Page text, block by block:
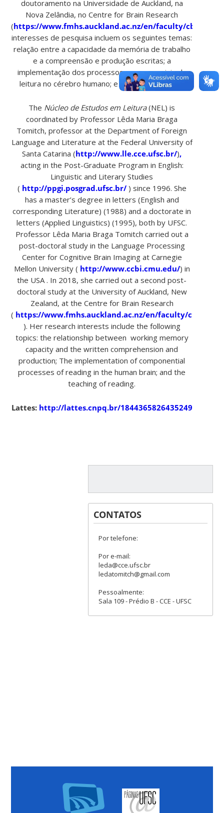
doutoramento na Universidade de Auckland, na
Nova Zelândia, no Centre for Brain Research
(https://www.fmhs.auckland.ac.nz/en/faculty/cbr.html.
interesses de pesquisa incluem os seguintes temas:
relação entre a capacidade da memória de trabalho
e a compreensão e produção escritas; a
implementação dos processos componenciais da
leitura no cérebro humano; e o ensino da leitura.
The Núcleo de Estudos em Leitura(NEL) is
coordinated by Professor Lêda Maria Braga
Tomitch, professor at the Department of Foreign
Language and Literature at the Federal University of
Santa Catarina (http://www.lle.cce.ufsc.br/),
acting in the Post-Graduate Program in English:
Linguistic and Literary Studies
( http://ppgi.posgrad.ufsc.br/) since 1996. She
has a master’s degree in letters (English and
corresponding Literature) (1988) and a doctorate in
letters (Applied Linguistics) (1995), both by UFSC.
Professor Lêda Maria Braga Tomitch carried out a
post-doctoral study in the Language Processing
Center for Cognitive Brain Imaging at Carnegie
Mellon University ( http://www.ccbi.cmu.edu/) in
the USA . In 2018, she carried out a second post-
doctoral study at the University of Auckland, New
Zealand, at the Centre for Brain Research
( https://www.fmhs.auckland.ac.nz/en/faculty/cbr.html
). Her research interests include the following
topics: the relationship between working memory
capacity and the written comprehension and
production; The implementation of componential
processes of reading in the human brain; and the
teaching of reading.
Lattes: http://lattes.cnpq.br/1844365826435249
CONTATOS
Por telefone:
Por e-mail:
leda@cce.ufsc.br
ledatomitch@gmail.com
Pessoalmente:
Sala 109 - Prédio B - CCE - UFSC